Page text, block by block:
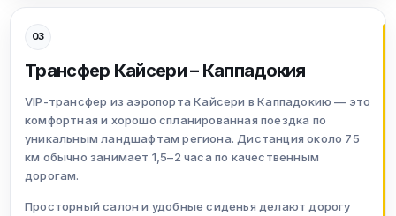
03
Трансфер Кайсери – Каппадокия
VIP-трансфер из аэропорта Кайсери в Каппадокию — это
комфортная и хорошо спланированная поездка по
уникальным ландшафтам региона. Дистанция около 75
км обычно занимает 1,5–2 часа по качественным
дорогам.
Просторный салон и удобные сиденья делают дорогу